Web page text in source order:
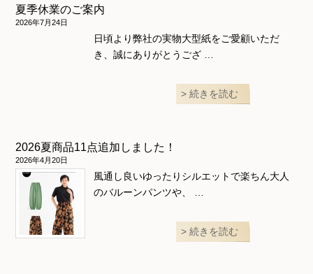
和風衣類
ウェディング・コスチューム
スカート・パンツ
夏季休業のご案内
2026年7月24日
日頃より弊社の実物大型紙をご愛顧いただ
き、誠にありがとうござ …
続きを読む
2026夏商品11点追加しました！
2026年4月20日
風通し良いゆったりシルエットで楽ちん大人
のバルーンパンツや、 …
続きを読む